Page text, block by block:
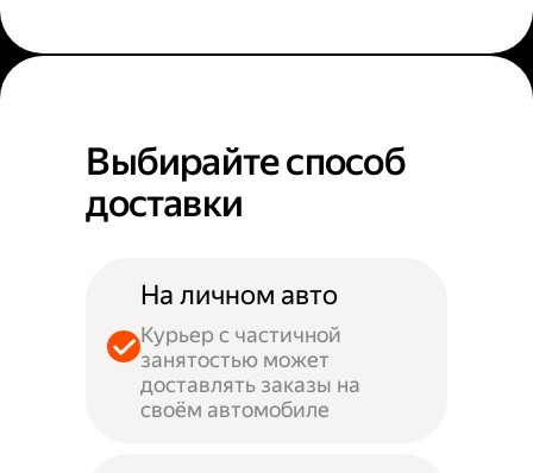
Выбирайте способ
доставки
На личном авто
Курьер с частичной
занятостью может
доставлять заказы на
своём автомобиле